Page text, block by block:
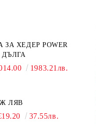
ЗА ХЕДЕР POWER
ДЪЛГА
1983.21лв.
ЛЯВ
37.55лв.